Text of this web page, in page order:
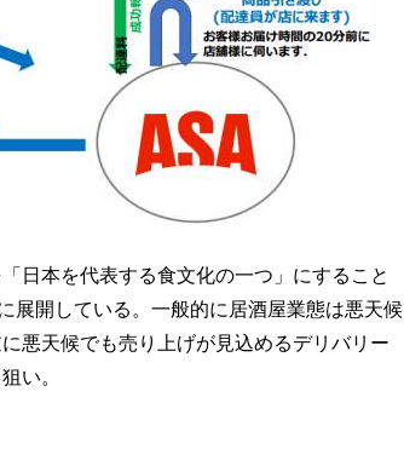
日本を代表する食文化の一つ」にすること
展開している。一般的に居酒屋業態は悪天候
悪天候でも売り上げが見込めるデリバリー
い。